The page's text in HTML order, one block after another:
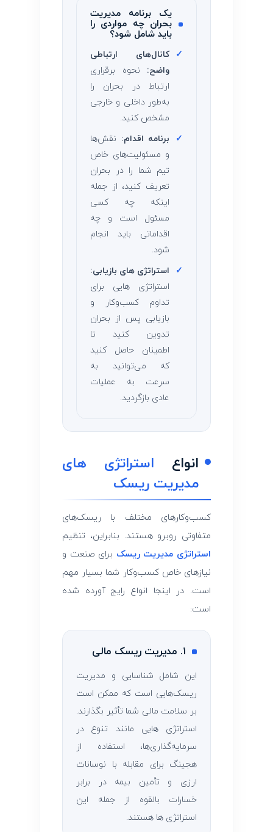
یک برنامه مدیریت
بحران چه مواردی را
باید شامل شود؟
✓
کانال‌های ارتباطی
واضح: نحوه برقراری
ارتباط در بحران را
به‌طور داخلی و خارجی
مشخص کنید.
✓
برنامه اقدام: نقش‌ها
و مسئولیت‌های خاص
تیم شما را در بحران
تعریف کنید، از جمله
اینکه چه کسی
مسئول است و چه
اقداماتی باید انجام
شود.
✓
استراتژی‌ های بازیابی:
استراتژی‌ هایی برای
تداوم کسب‌وکار و
بازیابی پس از بحران
تدوین کنید تا
اطمینان حاصل کنید
که می‌توانید به
سرعت به عملیات
عادی بازگردید.
انواع استراتژی‌ های
مدیریت ریسک
کسب‌وکارهای مختلف با ریسک‌های
متفاوتی روبرو هستند. بنابراین، تنظیم
استراتژی مدیریت ریسک برای صنعت و
نیازهای خاص کسب‌وکار شما بسیار مهم
است. در اینجا انواع رایج آورده شده
است:
۱. مدیریت ریسک مالی
این شامل شناسایی و مدیریت
ریسک‌هایی است که ممکن است
بر سلامت مالی شما تأثیر بگذارند.
استراتژی‌ هایی مانند تنوع در
سرمایه‌گذاری‌ها، استفاده از
هجینگ برای مقابله با نوسانات
ارزی و تأمین بیمه در برابر
خسارات بالقوه از جمله این
استراتژی‌ ها هستند.